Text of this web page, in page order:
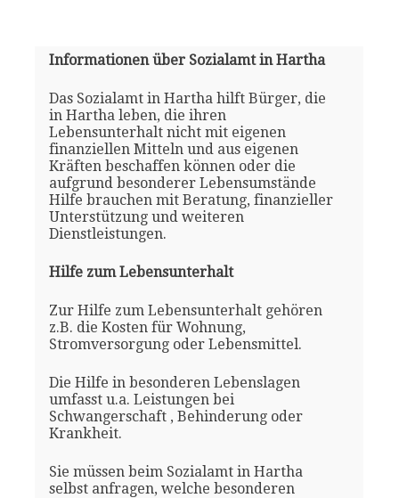
Informationen über Sozialamt in Hartha
Das Sozialamt in Hartha hilft Bürger, die
in Hartha leben, die ihren
Lebensunterhalt nicht mit eigenen
finanziellen Mitteln und aus eigenen
Kräften beschaffen können oder die
aufgrund besonderer Lebensumstände
Hilfe brauchen mit Beratung, finanzieller
Unterstützung und weiteren
Dienstleistungen.
Hilfe zum Lebensunterhalt
Zur Hilfe zum Lebensunterhalt gehören
z.B. die Kosten für Wohnung,
Stromversorgung oder Lebensmittel.
Die Hilfe in besonderen Lebenslagen
umfasst u.a. Leistungen bei
Schwangerschaft , Behinderung oder
Krankheit.
Sie müssen beim Sozialamt in Hartha
selbst anfragen, welche besonderen